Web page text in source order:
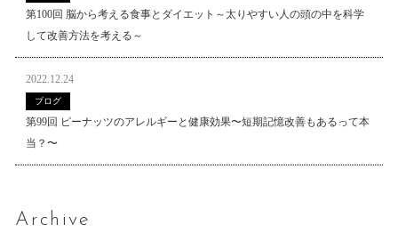
第100回 脳から考える食事とダイエット～太りやすい人の頭の中を科学
して改善方法を考える～
2022.12.24
ブログ
第99回 ピーナッツのアレルギーと健康効果〜短期記憶改善もあるって本
当？〜
Archive